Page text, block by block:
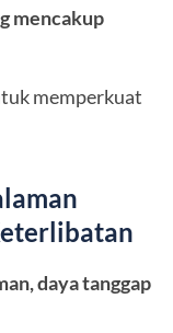
mencakup
memperkuat
daya tanggap